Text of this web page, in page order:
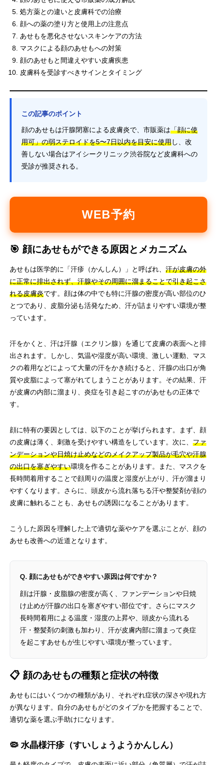
処方薬との違いと皮膚科での治療
顔への薬の塗り方と使用上の注意点
あせもを悪化させないスキンケアの方法
マスクによる顔のあせもへの対策
顔のあせもと間違えやすい皮膚疾患
皮膚科を受診すべきサインとタイミング
この記事のポイント
顔のあせもは汗腺閉塞による皮膚炎で、市販薬は「顔に使
用可」の弱ステロイドを5〜7日以内を目安に使用し、改
善しない場合はアイシークリニック渋谷院など皮膚科への
受診が推奨される。
WEB予約
🎯 顔にあせもができる原因とメカニズム
あせもは医学的に「汗疹（かんしん）」と呼ばれ、 汗が皮膚の外
に正常に排出されず、汗腺やその周囲に溜まることで引き起こさ
れる皮膚炎です。顔は体の中でも特に汗腺の密度が高い部位のひ
とつであり、皮脂分泌も活発なため、汗が詰まりやすい環境が整
っています。
汗をかくと、汗は汗腺（エクリン腺）を通じて皮膚の表面へと排
出されます。しかし、気温や湿度が高い環境、激しい運動、マス
クの着用などによって大量の汗をかき続けると、汗腺の出口が角
質や皮脂によって塞がれてしまうことがあります。その結果、汗
が皮膚の内部に溜まり、炎症を引き起こすのがあせもの正体で
す。
顔に特有の要因としては、以下のことが挙げられます。まず、顔
の皮膚は薄く、刺激を受けやすい構造をしています。次に、 ファ
ンデーションや日焼け止めなどのメイクアップ製品が毛穴や汗腺
の出口を塞ぎやすい環境を作ることがあります。また、マスクを
長時間着用することで顔周りの温度と湿度が上がり、汗が溜まり
やすくなります。さらに、頭皮から流れ落ちる汗や整髪剤が顔の
皮膚に触れることも、あせもの誘因になることがあります。
こうした原因を理解した上で適切な薬やケアを選ぶことが、顔の
あせも改善への近道となります。
Q. 顔にあせもができやすい原因は何ですか？
顔は汗腺・皮脂腺の密度が高く、ファンデーションや日焼
け止めが汗腺の出口を塞ぎやすい部位です。さらにマスク
長時間着用による温度・湿度の上昇や、頭皮から流れる
汗・整髪剤の刺激も加わり、汗が皮膚内部に溜まって炎症
を起こすあせもが生じやすい環境が整っています。
📋 顔のあせもの種類と症状の特徴
あせもにはいくつかの種類があり、それぞれ症状の深さや現れ方
が異なります。自分のあせもがどのタイプかを把握することで、
適切な薬を選ぶ手助けになります。
🦠 水晶様汗疹（すいしょうようかんしん）